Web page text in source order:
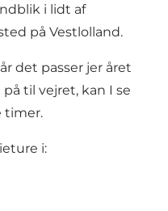
i lidt af
på Vestlolland.
det passer jer året
til vejret, kan I se
timer.
i: